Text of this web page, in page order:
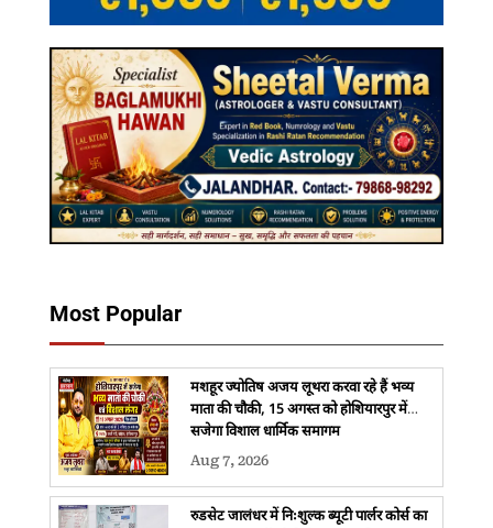
Most Popular
मशहूर ज्योतिष अजय लूथरा करवा रहे हैं भव्य
माता की चौकी, 15 अगस्त को होशियारपुर में
सजेगा विशाल धार्मिक समागम
Aug 7, 2026
रुडसेट जालंधर में निःशुल्क ब्यूटी पार्लर कोर्स का